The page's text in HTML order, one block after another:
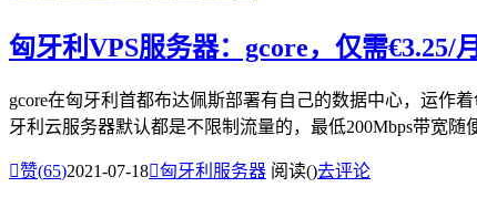
匈牙利VPS服务器：gcore，仅需
gcore在匈牙利首都布达佩斯部署有自己的数据中心，运作
牙利云服务器默认都是不限制流量的，最低200Mbps带宽随
赞(65)2021-07-18匈牙利服务器 阅读()去评论